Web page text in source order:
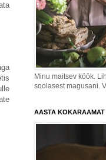
Minu maitsev köök.
soolasest magusani.
AASTA KOKARAAMAT